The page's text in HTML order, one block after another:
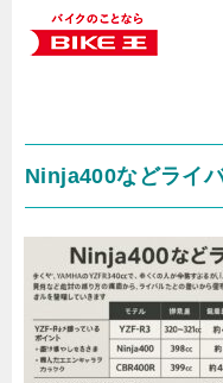
Ninja400などライ